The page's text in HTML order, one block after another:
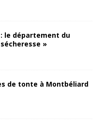
: le département du
»
de tonte à Montbéliard